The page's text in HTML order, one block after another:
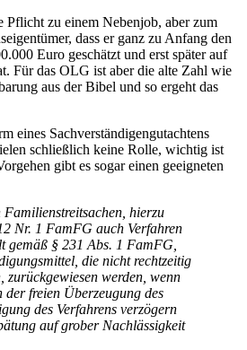
zu einem Nebenjob, aber zum
dass er ganz zu Anfang den
Euro geschätzt und erst später auf
Für das OLG ist aber die alte Zahl wie
aus der Bibel und so ergeht das
eines Sach­verständigen­gutachtens
schließlich keine Rolle, wichtig ist
gibt es sogar einen geeigneten
Familien­streit­sachen, hierzu
Nr. 1 FamFG auch Verfahren
gemäß § 231 Abs. 1 FamFG,
die nicht rechtzeitig
zurückgewiesen werden, wenn
der freien Über­zeugung des
des Verfahrens verzögern
auf grober Nachlässigkeit